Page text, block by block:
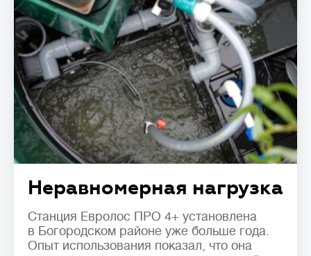
Неравномерная нагрузка
Станция Евролос ПРО 4+ установлена
в Богородском районе уже больше года.
Опыт использования показал, что она